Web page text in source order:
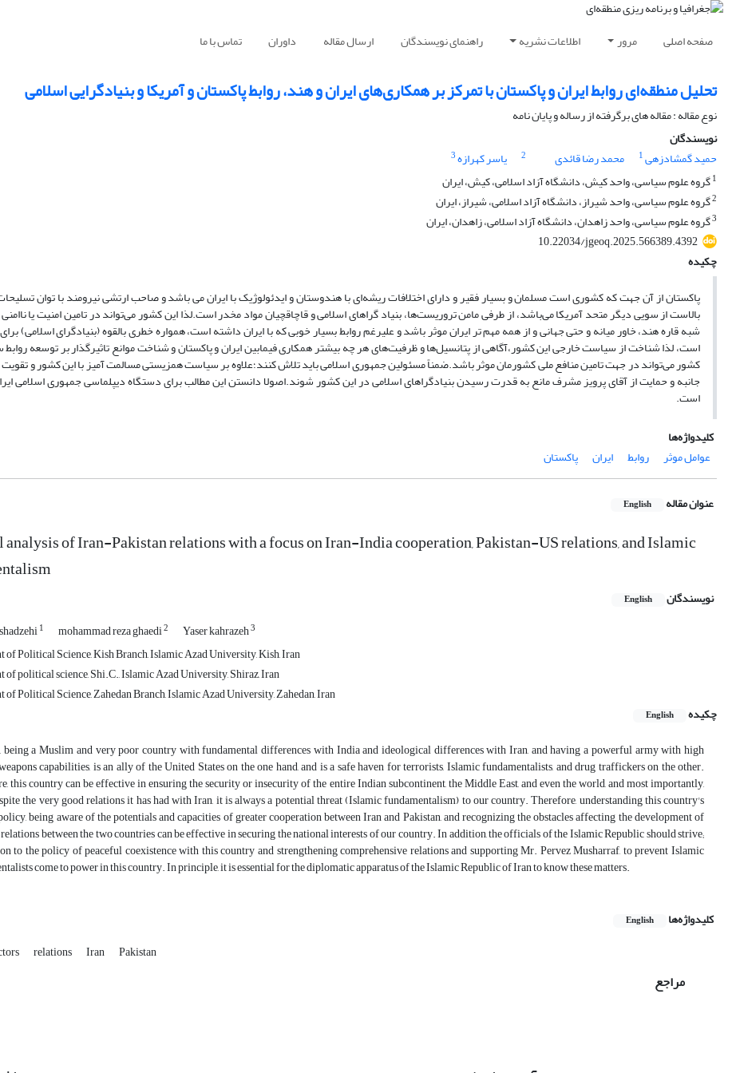
صفحه اصلی مرور اطلاعات نشریه راهنمای نویسندگان ارسال مقاله داوران تماس با ما
تحلیل منطقه‌ای روابط ایران و پاکستان با تمرکز بر همکاری‌های ایران و هند، روابط پاکستان و آمریکا و بنیادگرایی اسلامی
نوع مقاله : مقاله های برگرفته از رساله و پایان نامه
نویسندگان
حمید گمشادزهی1 محمد رضا قائدی 2 یاسر کهرازه3
1گروه علوم سیاسی، واحد کیش، دانشگاه آزاد اسلامی، کیش، ایران
2گروه علوم سیاسی، واحد شیراز، دانشگاه آزاد اسلامی، شیراز، ایران
3گروه علوم سیاسی، واحد زاهدان، دانشگاه آزاد اسلامی، زاهدان، ایران
10.22034/jgeoq.2025.566389.4392
چکیده
پاکستان از آن جهت که کشوری است مسلمان و بسیار فقیر و دارای اختلافات ریشه‌ای با هندوستان و ایدئولوژیک با ایران می باشد و صاحب ارتشی نیرومند با توان
بالاست از سویی دیگر متحد آمریکا می‌باشد، از طرفی مامن تروریست‌ها، بنیاد گراهای اسلامی و قاچاقچیان مواد مخدر است.لذا این کشور می‌تواند در تامین امنیت یا
شبه قاره هند، خاور میانه و حتی جهانی و از همه مهم تر ایران موثر باشد و علیرغم روابط بسیار خوبی که با ایران داشته است، همواره خطری بالقوه (بنیادگرای اسلامی)
است، لذا شناخت از سیاست خارجی این کشور،آگاهی از پتانسیل‌ها و ظرفیت‌های هر چه بیشتر همکاری فیمابین ایران و پاکستان و شناخت موانع تاثیرگذار بر توسعه
کشور می‌تواند در جهت تامین منافع ملی کشورمان موثر باشد.ضمناً مسئولین جمهوری اسلامی باید تلاش کنند؛علاوه بر سیاست همزیستی مسالمت آمیز با این کشور و تقویت
جانبه و حمایت از آقای پرویز مشرف مانع به قدرت رسیدن بنیادگراهای اسلامی در این کشور شوند.اصولا دانستن این مطالب برای دستگاه دیپلماسی جمهوری اسلامی
است.
کلیدواژه‌ها
عوامل موثر
روابط ایران پاکستان
عنوان مقاله English
of Iran-Pakistan relations with a focus on Iran-India cooperation, Pakistan-US relations, and Islamic
نویسندگان English
1 mohammad reza ghaedi2 Yaser kahrazeh3
of Political Science, Kish Branch, Islamic Azad University, Kish, Iran
of political science, Shi.C., Islamic Azad University, Shiraz, Iran
of Political Science, Zahedan Branch, Islamic Azad University, Zahedan, Iran
چکیده
English
being a Muslim and very poor country with fundamental differences with India and ideological differences with Iran, and having a powerful army with high
capabilities, is an ally of the United States on the one hand, and is a safe haven for terrorists, Islamic fundamentalists, and drug traffickers on the other.
this country can be effective in ensuring the security or insecurity of the entire Indian subcontinent, the Middle East, and even the world, and most importantly,
the very good relations it has had with Iran, it is always a potential threat (Islamic fundamentalism) to our country. Therefore, understanding this country's
being aware of the potentials and capacities of greater cooperation between Iran and Pakistan, and recognizing the obstacles affecting the development of
between the two countries can be effective in securing the national interests of our country. In addition, the officials of the Islamic Republic should strive;
to the policy of peaceful coexistence with this country and strengthening comprehensive relations and supporting Mr. Pervez Musharraf, to prevent Islamic
come to power in this country. In principle, it is essential for the diplomatic apparatus of the Islamic Republic of Iran to know these matters.
کلیدواژه‌ها English
relations Iran Pakistan
مراجع